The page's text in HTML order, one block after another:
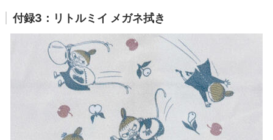
付録3：リトルミイ メガネ拭き